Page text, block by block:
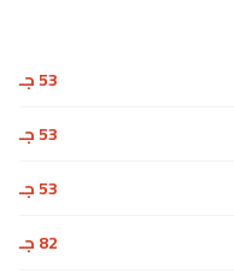
53 جـ
53 جـ
53 جـ
82 جـ